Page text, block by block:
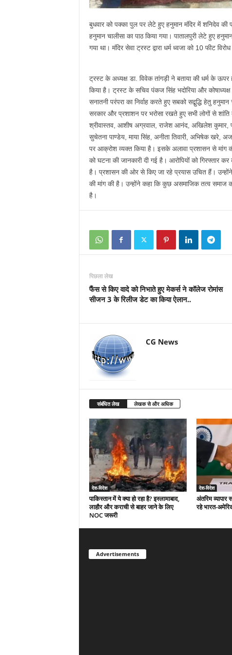
बुधवार को पक्का पुल पर लेटे हुए हनुमान मंदिर में शनिदेव की
हनुमान चालीसा का पाठ किया गया। पातालपुरी लेटे हुए
गया था। मंदिर सेवा ट्रस्ट द्वारा धर्म ध्वजा को 10 फीट
ट्रस्ट के अध्यक्ष डा. विवेक तांगड़ी ने बताया की धर्म के
किया है। ट्रस्ट के सचिव पंकज सिंह भदोरिया और
सनातनी परंपरा का निर्वाह करते हुए सबको सद्बुद्धि हेतु
सरकार और प्रशाशन पर भरोसा रखते हुए सभी लोगों से
श्रीवास्तव, आशीष अग्रवाल, राजेश आनंद, अखिलेश
सुचेतना पाण्डेय, माया सिंह, अनीता तिवारी, अभिषेक खरे,
पर आक्रोश व्यक्त किया है। इसके अलावा प्रशासन से मांग
को घटना की जानकारी दी गई है। आरोपियों को गिरफ्तार कर
है। प्रशासन की ओर से किए जा रहे प्रयास उचित हैं। उन्होंने
की मांग की है। उन्होंने कहा कि कुछ असमाजिक तत्व
है।
पिछला लेख
फैंस से किए वादे को निभाते हुए मेकर्स ने कॉलेज रोमांस
सीजन 3 के रिलीज डेट का किया ऐलान..
CG News
संबंधित लेख लेखक से और अधिक
देश-विदेश
पाकिस्तान में ये क्या हो रहा है? इस्लामाबाद,
लाहौर और कराची से बाहर जाने के लिए
NOC जरूरी
देश-विदेश
अंतरिम
रहे भारत-
Advertisements